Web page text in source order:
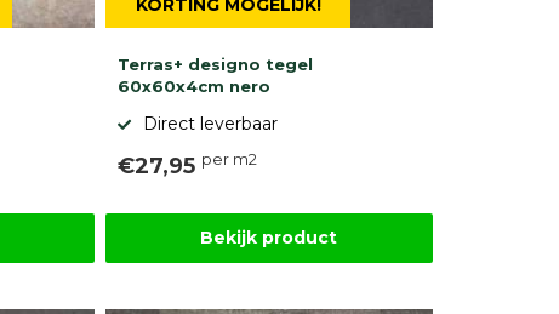
KORTING MOGELIJK!
Terras+ designo tegel
60x60x4cm nero
Direct leverbaar
€27,95 per m2
Bekijk product